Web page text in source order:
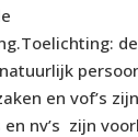
en vof’s
nv’s zijn